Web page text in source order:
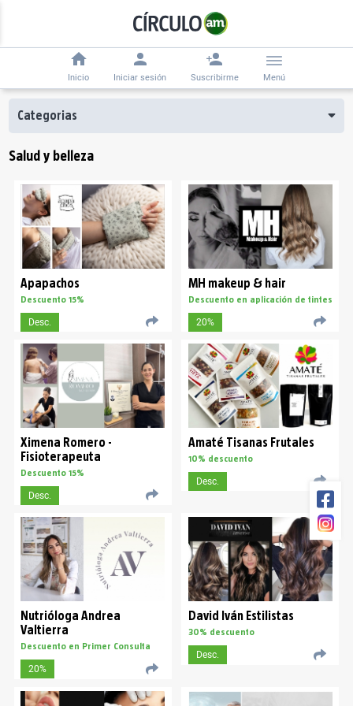
Inicio Iniciar sesión Suscribirme Menú
Categorias
Salud y belleza
Apapachos
Descuento 15%
Desc.
MH makeup & hair
Descuento en aplicación de tintes
20%
Ximena Romero -
Fisioterapeuta
Descuento 15%
Desc.
Amaté Tisanas Frutales
10% descuento
Desc.
Nutrióloga Andrea
Valtierra
Descuento en Primer Consulta
20%
David Iván Estilistas
30% descuento
Desc.